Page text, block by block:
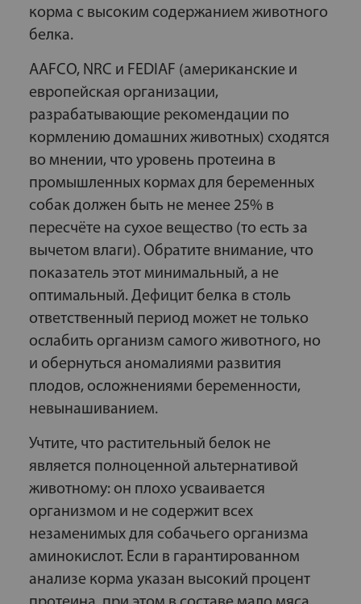
корма с высоким содержанием животного
белка.
AAFCO, NRC и FEDIAF (американские и
европейская организации,
разрабатывающие рекомендации по
кормлению домашних животных) сходятся
во мнении, что уровень протеина в
промышленных кормах для беременных
собак должен быть не менее 25% в
пересчёте на сухое вещество (то есть за
вычетом влаги). Обратите внимание, что
показатель этот минимальный, а не
оптимальный. Дефицит белка в столь
ответственный период может не только
ослабить организм самого животного, но
и обернуться аномалиями развития
плодов, осложнениями беременности,
невынашиванием.
Учтите, что растительный белок не
является полноценной альтернативой
животному: он плохо усваивается
организмом и не содержит всех
незаменимых для собачьего организма
аминокислот. Если в гарантированном
анализе корма указан высокий процент